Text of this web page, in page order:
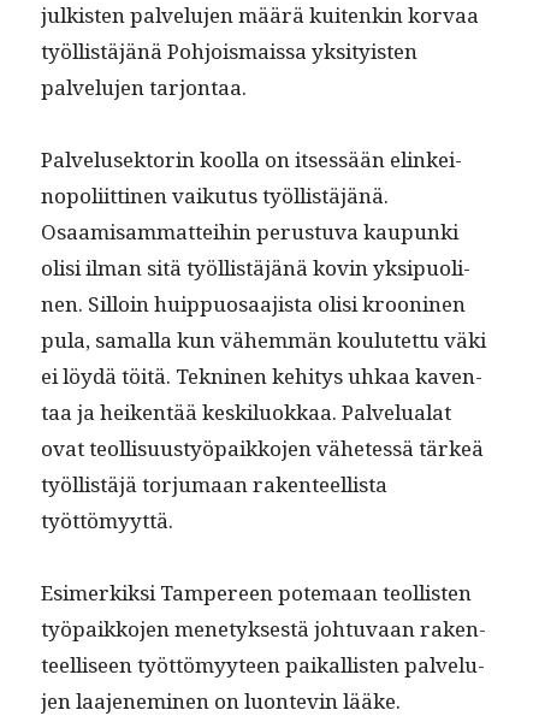
julk­isten palvelu­jen määrä kuitenkin kor­vaa
työl­listäjänä Pohjo­is­mais­sa yksi­ty­is­ten
palvelu­jen tarjontaa.
Palvelusek­torin kool­la on itsessään elinkei­
nop­o­li­it­ti­nen vaiku­tus työl­listäjänä.
Osaamisam­mat­tei­hin perus­tu­va kaupun­ki
olisi ilman sitä työl­listäjänä kovin yksipuo­li­
nen. Sil­loin huip­pu­osaa­jista olisi krooni­nen
pula, samal­la kun vähem­män koulutet­tu väki
ei löy­dä töitä. Tekni­nen kehi­tys uhkaa kaven­
taa ja heiken­tää keskilu­okkaa. Palvelu­alat
ovat teol­lisu­ustyö­paikko­jen vähetessä tärkeä
työl­listäjä tor­ju­maan rak­en­teel­lista
työttömyyttä.
Esimerkik­si Tam­pereen potemaan teol­lis­ten
työ­paikko­jen mene­tyk­ses­tä johtu­vaan rak­en­
teel­liseen työt­tömyy­teen paikallis­ten palvelu­
jen laa­jen­e­m­i­nen on luon­tevin lääke.